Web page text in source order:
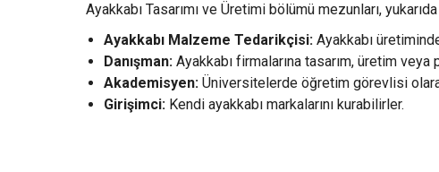
Ayakkabı Tasarımı ve Üretimi bölümü mezunları,
Ayakkabı Malzeme Tedarikçisi: Ayakkabı
Danışman: Ayakkabı firmalarına tasarım, üretim
Akademisyen: Üniversitelerde öğretim görevlisi
Girişimci: Kendi ayakkabı markalarını kurabilirler.